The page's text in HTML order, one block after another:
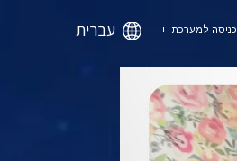
כניסה למערכת עברית